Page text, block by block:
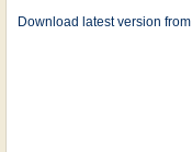
Download latest version from